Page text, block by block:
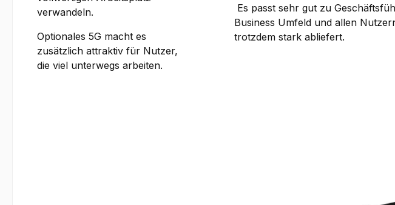
verwandeln.
Optionales 5G macht es
zusätzlich attraktiv für Nutzer,
die viel unterwegs arbeiten.
Es passt sehr gut zu
Business Umfeld und allen
trotzdem stark abliefert.